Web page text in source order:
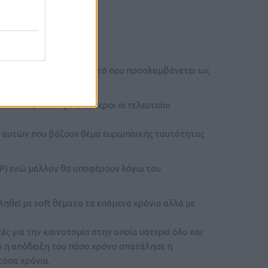
και η αντίδραση σε αυτό που προσλαμβάνεται ως
και οι φιλελευθεροι οι τελευταίοι
αυτών που βάζουν θέμα ευρωπαικής ταυτότητας
ενώ μάλλον θα υποφέρουν λόγω του
με soft θέματα τα επόμενα χρόνια αλλά με
για την καινοτομία στην οποία υστερεί όλο και
η απόδειξη του πόσο χρόνο σπατάλησε η
χρόνια.